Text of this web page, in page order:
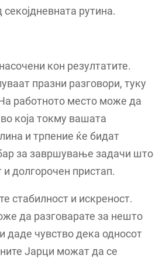
рутина.
кон резултатите.
празни разговори, туку
работното место може да
која токму вашата
и трпение ќе бидат
за завршување задачи што
и долгорочен пристап.
стабилност и искреност.
да разговарате за нешто
даде чувство дека односот
Јарци можат да се